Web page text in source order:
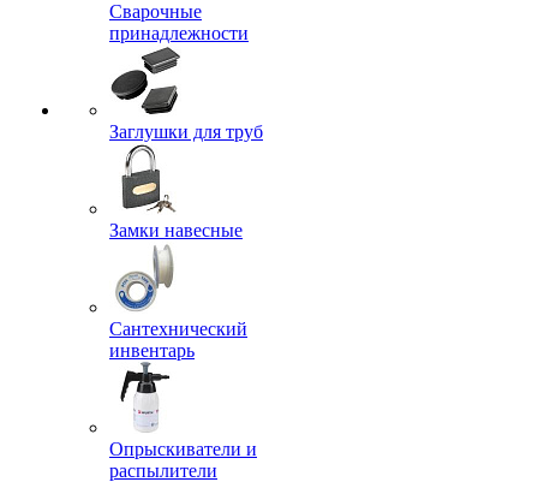
Сварочные
принадлежности
Заглушки для труб
Замки навесные
Сантехнический
инвентарь
Опрыскиватели и
распылители